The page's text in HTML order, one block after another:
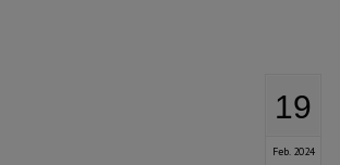
19
Feb. 2024